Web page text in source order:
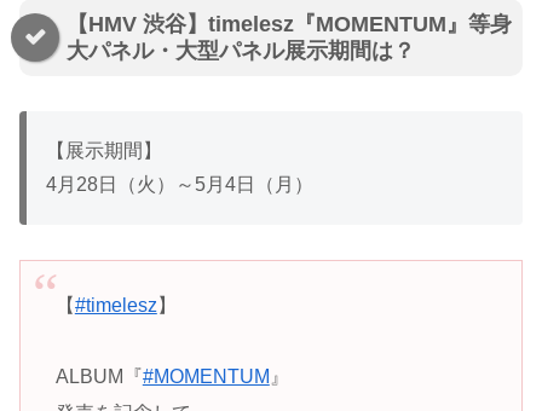
【HMV 渋谷】timelesz『MOMENTUM』等身
大パネル・大型パネル展示期間は？
【展示期間】
4月28日（火）～5月4日（月）
【#timelesz】
ALBUM『#MOMENTUM 』